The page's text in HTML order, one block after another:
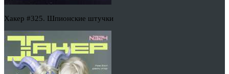
Хакер #325. Шпионские штучки